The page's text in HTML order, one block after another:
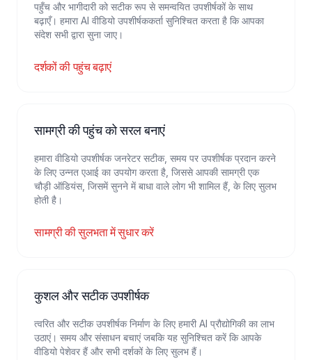
पहुँच और भागीदारी को सटीक रूप से समन्वयित उपशीर्षकों के साथ
बढ़ाएँ। हमारा AI वीडियो उपशीर्षककर्ता सुनिश्चित करता है कि आपका
संदेश सभी द्वारा सुना जाए।
दर्शकों की पहुंच बढ़ाएं
सामग्री की पहुंच को सरल बनाएं
हमारा वीडियो उपशीर्षक जनरेटर सटीक, समय पर उपशीर्षक प्रदान करने
के लिए उन्नत एआई का उपयोग करता है, जिससे आपकी सामग्री एक
चौड़ी ऑडियंस, जिसमें सुनने में बाधा वाले लोग भी शामिल हैं, के लिए सुलभ
होती है।
सामग्री की सुलभता में सुधार करें
कुशल और सटीक उपशीर्षक
त्वरित और सटीक उपशीर्षक निर्माण के लिए हमारी AI प्रौद्योगिकी का लाभ
उठाएं। समय और संसाधन बचाएं जबकि यह सुनिश्चित करें कि आपके
वीडियो पेशेवर हैं और सभी दर्शकों के लिए सुलभ हैं।